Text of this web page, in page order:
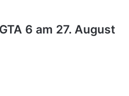
6 am 27. August